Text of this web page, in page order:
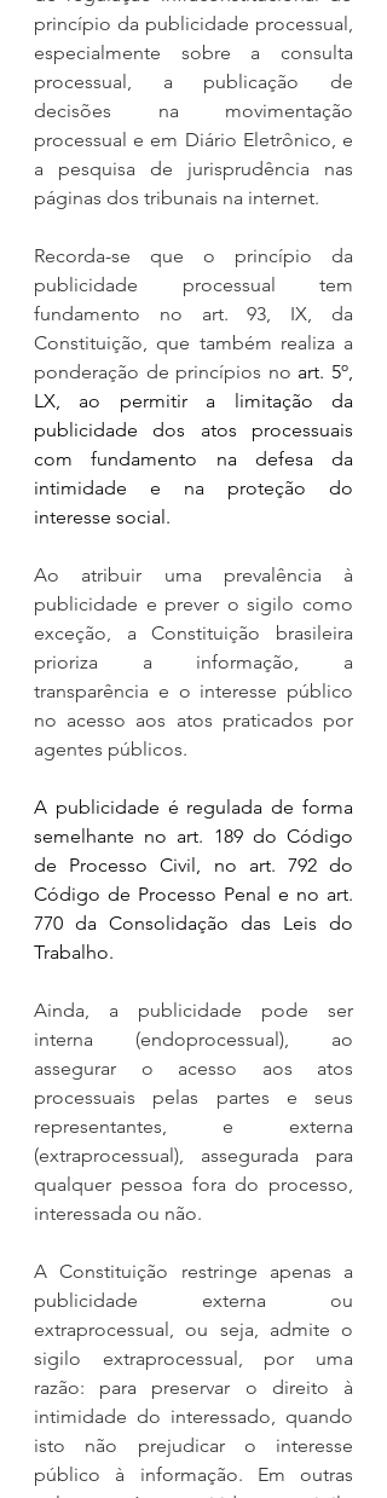
princípio da publicidade processual,
especialmente sobre a consulta
processual, a publicação de
decisões na movimentação
processual e em Diário Eletrônico, e
a pesquisa de jurisprudência nas
páginas dos tribunais na internet.
Recorda-se que o princípio da
publicidade processual tem
fundamento no art. 93, IX, da
Constituição, que também realiza a
ponderação de princípios no art. 5º,
LX, ao permitir a limitação da
publicidade dos atos processuais
com fundamento na defesa da
intimidade e na proteção do
interesse social.
Ao atribuir uma prevalência à
publicidade e prever o sigilo como
exceção, a Constituição brasileira
prioriza a informação, a
transparência e o interesse público
no acesso aos atos praticados por
agentes públicos.
A publicidade é regulada de forma
semelhante no art. 189 do Código
de Processo Civil, no art. 792 do
Código de Processo Penal e no art.
770 da Consolidação das Leis do
Trabalho.
Ainda, a publicidade pode ser
interna (endoprocessual), ao
assegurar o acesso aos atos
processuais pelas partes e seus
representantes, e externa
(extraprocessual), assegurada para
qualquer pessoa fora do processo,
interessada ou não.
A Constituição restringe apenas a
publicidade externa ou
extraprocessual, ou seja, admite o
sigilo extraprocessual, por uma
razão: para preservar o direito à
intimidade do interessado, quando
isto não prejudicar o interesse
público à informação. Em outras